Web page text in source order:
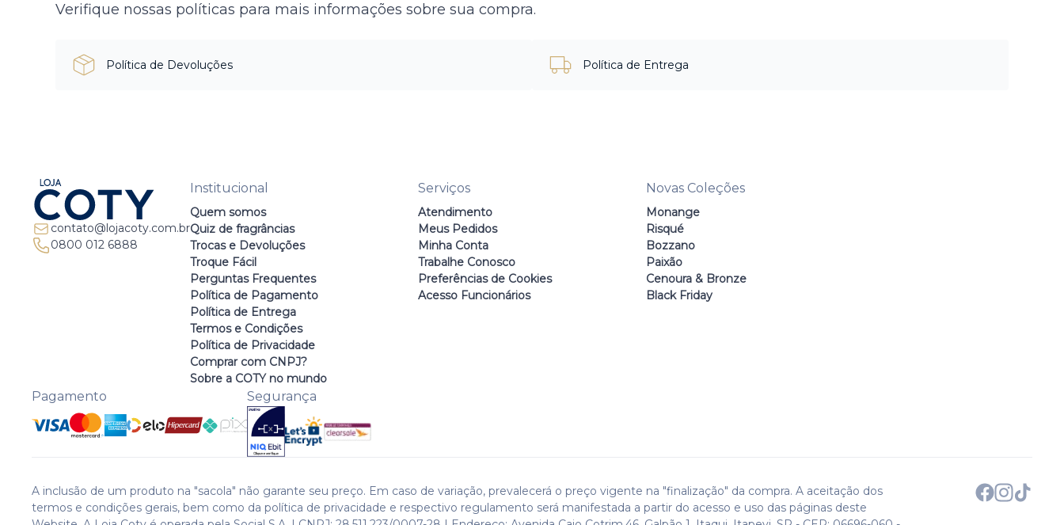
Verifique nossas políticas para mais informações sobre sua compra.
Política de Devoluções Política de Entrega
contato@lojacoty.com.br
0800 012 6888
Institucional
Quem somos
Quiz de fragrâncias
Trocas e Devoluções
Troque Fácil
Perguntas Frequentes
Política de Pagamento
Política de Entrega
Termos e Condições
Política de Privacidade
Comprar com CNPJ?
Sobre a COTY no mundo
Serviços
Atendimento
Meus Pedidos
Minha Conta
Trabalhe Conosco
Preferências de Cookies
Acesso Funcionários
Novas Coleções
Monange
Risqué
Bozzano
Paixão
Cenoura & Bronze
Black Friday
Pagamento Segurança
A inclusão de um produto na "sacola" não garante seu preço. Em caso de variação, prevalecerá o preço vigente na "finalização" da compra. A aceitação dos
termos e condições gerais, bem como da política de privacidade e respectivo regulamento será manifestada a partir do acesso e uso das páginas deste